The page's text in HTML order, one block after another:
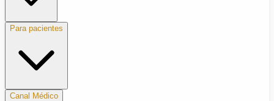
Para pacientes
Canal Médico